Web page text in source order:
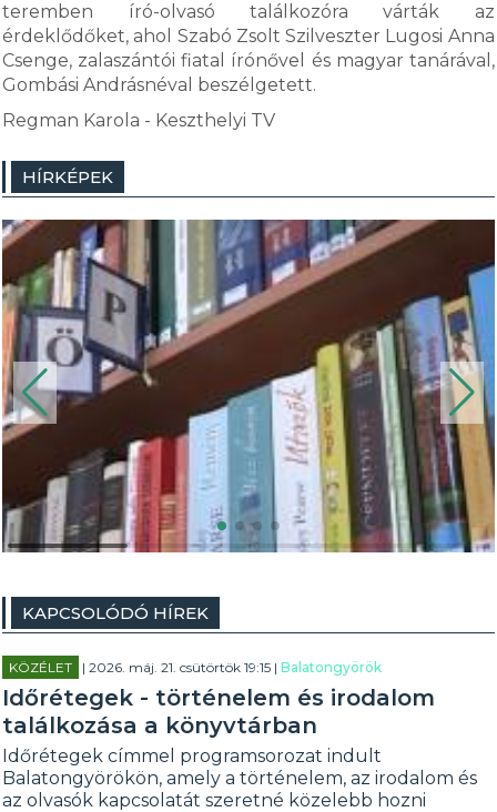
teremben író-olvasó találkozóra várták az
érdeklődőket, ahol Szabó Zsolt Szilveszter Lugosi Anna
Csenge, zalaszántói fiatal írónővel és magyar tanárával,
Gombási Andrásnéval beszélgetett.
Regman Karola - Keszthelyi TV
HÍRKÉPEK
KAPCSOLÓDÓ HÍREK
KÖZÉLET | 2026. máj. 21. csütörtök 19:15 |Balatongyörök
Időrétegek - történelem és irodalom
találkozása a könyvtárban
Időrétegek címmel programsorozat indult
Balatongyörökön, amely a történelem, az irodalom és
az olvasók kapcsolatát szeretné közelebb hozni